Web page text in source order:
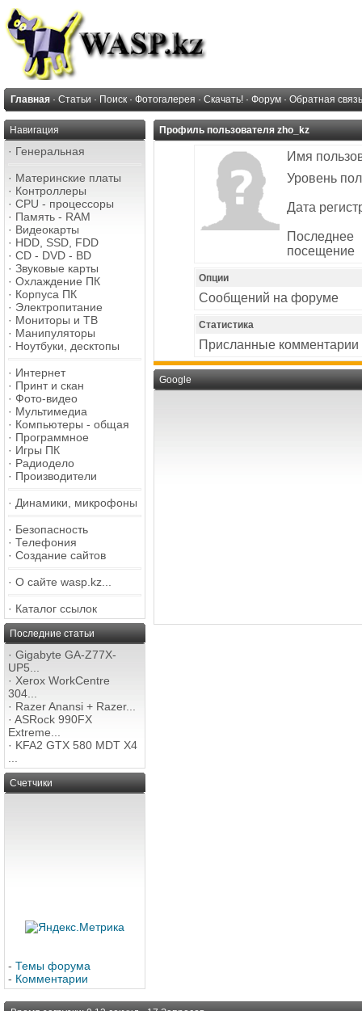
Главная · Статьи · Поиск · Фотогалерея · Скачать! · Форум · Обратная связь
Навигация
· Генеральная
· Материнские платы
· Контроллеры
· CPU - процессоры
· Память - RAM
· Видеокарты
· HDD, SSD, FDD
· CD - DVD - BD
· Звуковые карты
· Охлаждение ПК
· Корпуса ПК
· Электропитание
· Мониторы и ТВ
· Манипуляторы
· Ноутбуки, десктопы
· Интернет
· Принт и скан
· Фото-видео
· Мультимедиа
· Компьютеры - общая
· Программное
· Игры ПК
· Радиодело
· Производители
· Динамики, микрофоны
· Безопасность
· Телефония
· Создание сайтов
· О сайте wasp.kz...
· Каталог ссылок
Последние статьи
· Gigabyte GA-Z77X-
UP5...
· Xerox WorkCentre
304...
· Razer Anansi + Razer...
· ASRock 990FX
Extreme...
· KFA2 GTX 580 MDT X4
Счетчики
- Темы форума
- Комментарии
Профиль пользователя zho_kz
Имя
Уровень
Дата
Последнее
посещение
Опции
Сообщений на форуме
Статистика
Присланные комментарии
Google